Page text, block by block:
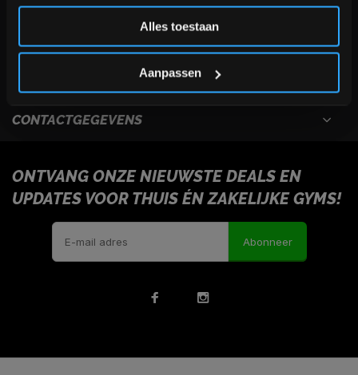
Alles toestaan
Aanpassen
CONTACTGEGEVENS
ONTVANG ONZE NIEUWSTE DEALS EN
UPDATES VOOR THUIS ÉN ZAKELIJKE GYMS!
Abonneer
Inschrijven
*Verzendkosten vallen buiten de korting